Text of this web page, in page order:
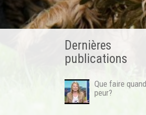
Dernières
publications
Que faire
peur?